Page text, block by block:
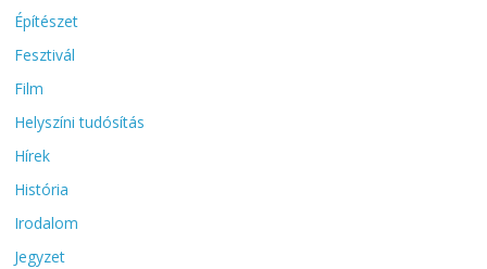
Építészet
Fesztivál
Film
Helyszíni tudósítás
Hírek
História
Irodalom
Jegyzet